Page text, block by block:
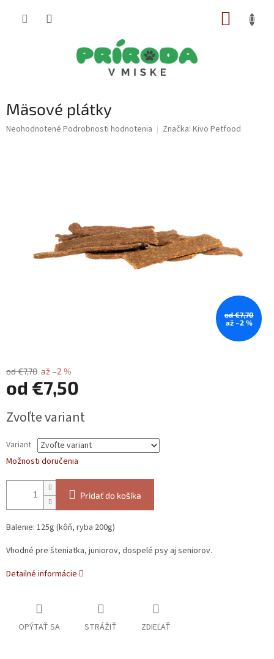
Mäsové plátky
Priemerné
Neohodnotené Podrobnosti hodnotenia Značka: Kivo Petfood
od €7,70
až –2 %
od €7,70 až –2 %
od €7,50
cena:
Zvoľte variant
Variant
Možnosti doručenia
Pridať do košíka
Balenie: 125g (kôň, ryba 200g)
Vhodné pre šteniatka, juniorov, dospelé psy aj seniorov.
Detailné informácie
OPÝTAŤ SA STRÁŽIŤ ZDIEĽAŤ